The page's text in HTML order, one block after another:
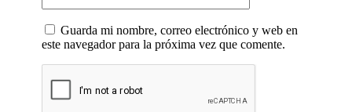
Guarda mi nombre, correo electrónico y web en
este navegador para la próxima vez que comente.